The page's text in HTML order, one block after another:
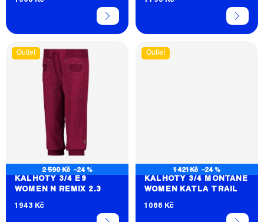
Ů
Outlet
2 590 Kč –24 %
KALHOTY 3/4 E9
WOMEN N REMIX 2.3
1 943 Kč
Outlet
1 421 Kč –24 %
KALHOTY 3/4 MONTANE
WOMEN KATLA TRAIL
1 066 Kč